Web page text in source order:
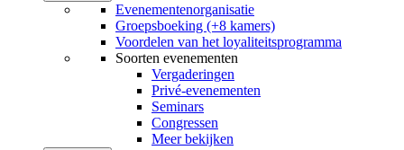
Evenementenorganisatie
Groepsboeking (+8 kamers)
Voordelen van het loyaliteitsprogramma
Soorten evenementen
Vergaderingen
Privé-evenementen
Seminars
Congressen
Meer bekijken